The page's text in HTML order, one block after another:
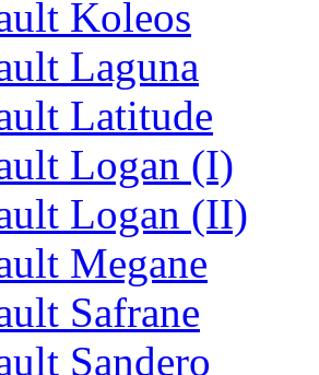
Koleos
Laguna
Latitude
Logan (I)
Logan (II)
Megane
Safrane
Sandero